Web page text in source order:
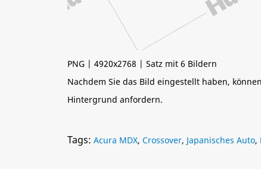
PNG | 4920x2768 | Satz mit 6 Bildern
Nachdem Sie das Bild eingestellt haben,
Hintergrund anfordern.
Tags: Acura MDX, Crossover, Japanisches Auto,